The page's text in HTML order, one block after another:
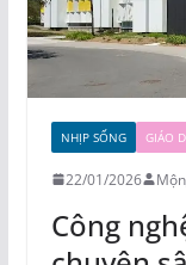
NHỊP SỐNG GIÁO
22/01/2026
Công